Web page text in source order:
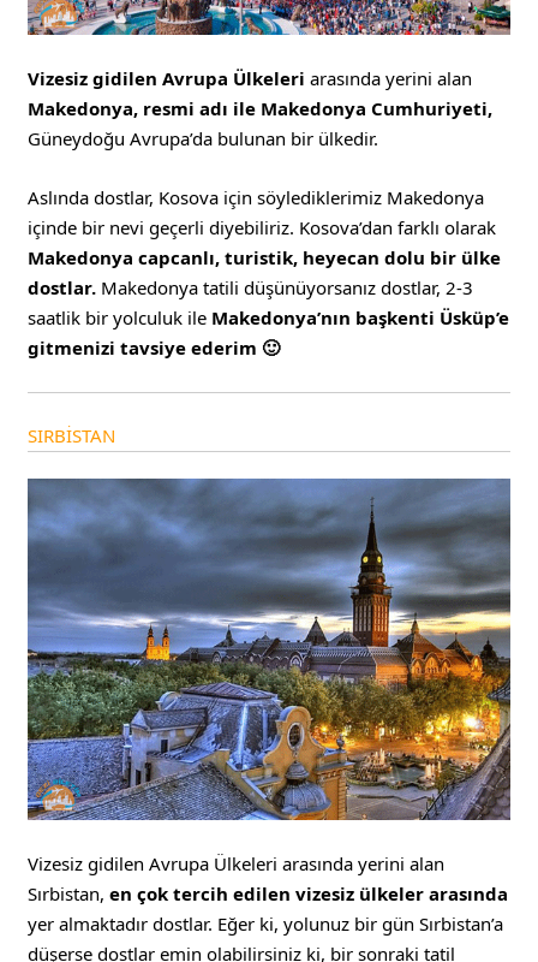
Vizesiz gidilen Avrupa Ülkeleri arasında yerini alan
Makedonya, resmi adı ile Makedonya Cumhuriyeti,
Güneydoğu Avrupa’da bulunan bir ülkedir.
Aslında dostlar, Kosova için söylediklerimiz Makedonya
içinde bir nevi geçerli diyebiliriz. Kosova’dan farklı olarak
Makedonya capcanlı, turistik, heyecan dolu bir ülke
dostlar. Makedonya tatili düşünüyorsanız dostlar, 2-3
saatlik bir yolculuk ile Makedonya’nın başkenti Üsküp’e
gitmenizi tavsiye ederim 🙂
SIRBİSTAN
Vizesiz gidilen Avrupa Ülkeleri arasında yerini alan
Sırbistan, en çok tercih edilen vizesiz ülkeler arasında
yer almaktadır dostlar. Eğer ki, yolunuz bir gün Sırbistan’a
düşerse dostlar emin olabilirsiniz ki, bir sonraki tatil